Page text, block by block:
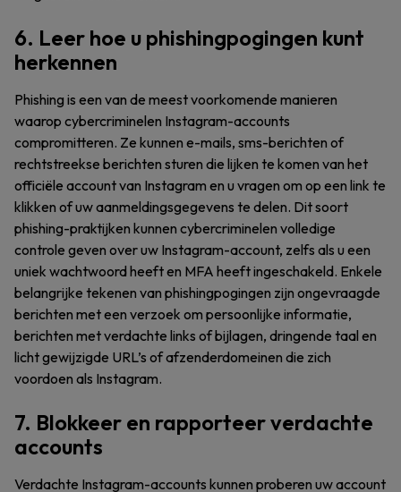
6. Leer hoe u phishingpogingen kunt
herkennen
Phishing is een van de meest voorkomende manieren
waarop cybercriminelen Instagram-accounts
compromitteren. Ze kunnen e-mails, sms-berichten of
rechtstreekse berichten sturen die lijken te komen van het
officiële account van Instagram en u vragen om op een link te
klikken of uw aanmeldingsgegevens te delen. Dit soort
phishing-praktijken kunnen cybercriminelen volledige
controle geven over uw Instagram-account, zelfs als u een
uniek wachtwoord heeft en MFA heeft ingeschakeld. Enkele
belangrijke tekenen van phishingpogingen zijn ongevraagde
berichten met een verzoek om persoonlijke informatie,
berichten met verdachte links of bijlagen, dringende taal en
licht gewijzigde URL’s of afzenderdomeinen die zich
voordoen als Instagram.
7. Blokkeer en rapporteer verdachte
accounts
Verdachte Instagram-accounts kunnen proberen uw account